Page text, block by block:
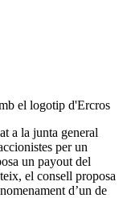
a la junta general
per un
un payout del
el consell proposa
d’un de